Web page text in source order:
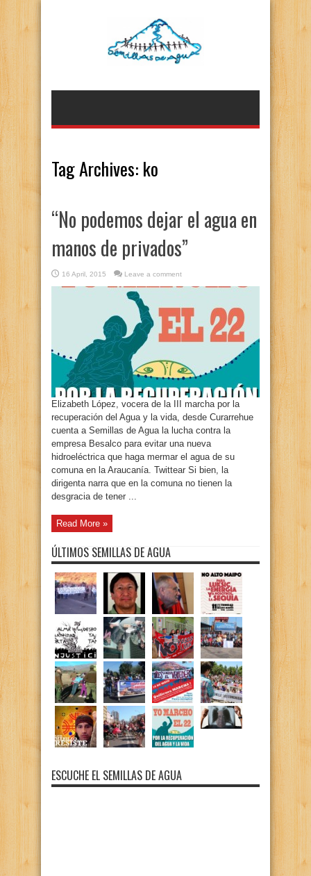
Tag Archives: ko
“No podemos dejar el agua en
manos de privados”
16 April, 2015 Leave a comment
Elizabeth López, vocera de la III marcha por la
recuperación del Agua y la vida, desde Curarrehue
cuenta a Semillas de Agua la lucha contra la
empresa Besalco para evitar una nueva
hidroeléctrica que haga mermar el agua de su
comuna en la Araucanía. Twittear Si bien, la
dirigenta narra que en la comuna no tienen la
desgracia de tener ...
Read More »
ÚLTIMOS SEMILLAS DE AGUA
ESCUCHE EL SEMILLAS DE AGUA